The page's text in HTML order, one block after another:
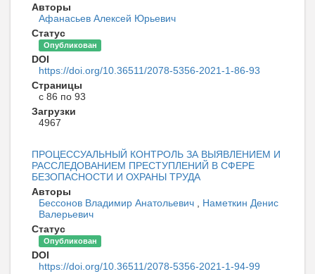
Авторы
Афанасьев Алексей Юрьевич
Статус
Опубликован
DOI
https://doi.org/10.36511/2078-5356-2021-1-86-93
Страницы
с 86 по 93
Загрузки
4967
ПРОЦЕССУАЛЬНЫЙ КОНТРОЛЬ ЗА ВЫЯВЛЕНИЕМ И
РАССЛЕДОВАНИЕМ ПРЕСТУПЛЕНИЙ В СФЕРЕ
БЕЗОПАСНОСТИ И ОХРАНЫ ТРУДА
Авторы
Бессонов Владимир Анатольевич
Наметкин Денис
Валерьевич
Статус
Опубликован
DOI
https://doi.org/10.36511/2078-5356-2021-1-94-99